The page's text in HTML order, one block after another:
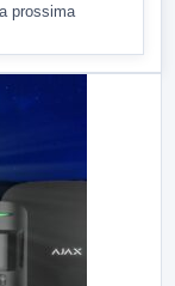
prossima